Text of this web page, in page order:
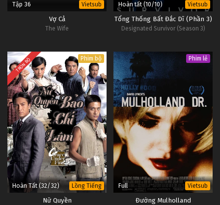
Tập 36 Vietsub
Vợ Cả
The Wife
Hoàn tất (10/10) Vietsub
Tổng Thống Bất Đắc Dĩ (Phần 3)
Designated Survivor (Season 3)
TRỌN BỘ Phim bộ
Hoàn Tất (32/32) Lồng Tiếng
Nữ Quyền
Phim lẻ
Full Vietsub
Đường Mulholland